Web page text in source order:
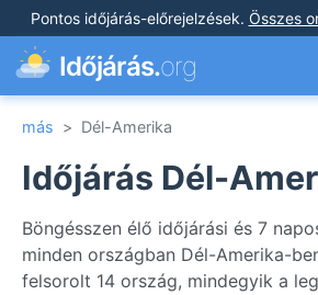
Pontos időjárás-előrejelzések. Összes
Időjárás.org
más > Dél-Amerika
Időjárás Dél-
Böngésszen élő időjárási és 7
minden országban Dél-Amerika-
felsorolt 14 ország, mindegyik a